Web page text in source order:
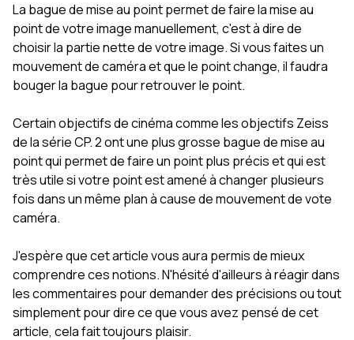
La bague de mise au point permet de faire la mise au
point de votre image manuellement, c'est à dire de
choisir la partie nette de votre image. Si vous faites un
mouvement de caméra et que le point change, il faudra
bouger la bague pour retrouver le point.
Certain objectifs de cinéma comme les objectifs Zeiss
de la série CP. 2 ont une plus grosse bague de mise au
point qui permet de faire un point plus précis et qui est
très utile si votre point est amené à changer plusieurs
fois dans un même plan à cause de mouvement de vote
caméra.
J'espère que cet article vous aura permis de mieux
comprendre ces notions. N'hésité d'ailleurs à réagir dans
les commentaires pour demander des précisions ou tout
simplement pour dire ce que vous avez pensé de cet
article, cela fait toujours plaisir.